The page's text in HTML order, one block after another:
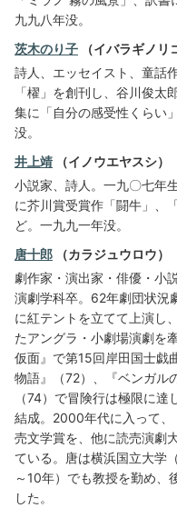
九九八年没。
茨木のり子 （イバラギノリ
詩人、エッセイスト、童話
「櫂」を創刊し、谷川俊
集に「自分の感受性くらい
没。
井上靖 （イノウエヤスシ）
小説家、詩人。一九〇七年
に芥川賞受賞作「闘牛」、
ど。一九九一年没。
唐十郎 （カラジュウロウ）
劇作家・演出家・俳優・小
演劇学科卒。62年劇団状況
に紅テントを立てて上演し
たアングラ・小劇場演劇を
仮面』で第15回岸田国士戯
物語』（72）、『ベンガル
（74）で冒険行は極限に
結成。2000年代に入って
売文学賞を、他に読売演劇
ている。唐は横浜国立大学
～10年）でも教授を勤め、
した。